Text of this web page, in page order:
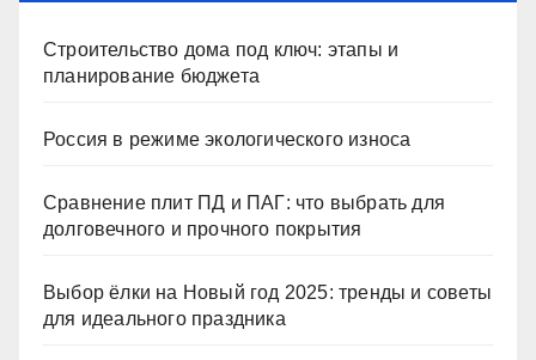
Строительство дома под ключ: этапы и
планирование бюджета
Россия в режиме экологического износа
Сравнение плит ПД и ПАГ: что выбрать для
долговечного и прочного покрытия
Выбор ёлки на Новый год 2025: тренды и советы
для идеального праздника